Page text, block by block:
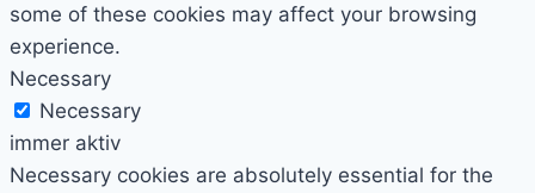
some of these cookies may affect your browsing
experience.
Necessary
Necessary
immer aktiv
Necessary cookies are absolutely essential for the